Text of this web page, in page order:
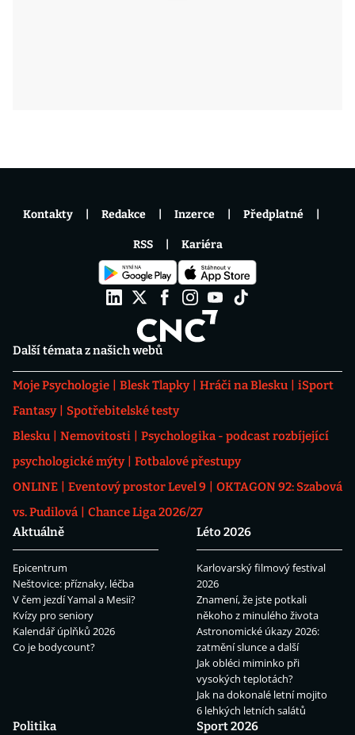
Další témata z našich webů
Moje Psychologie Blesk Tlapky Hráči na Blesku
iSport
Fantasy
Spotřebitelské testy
Blesku
Nemovitosti
Psychologika - podcast rozbíjející
psychologické mýty
Fotbalové přestupy
ONLINE
Eventový prostor Level 9
OKTAGON 92: Szabová
vs. Pudilová
Chance Liga 2026/27
Aktuálně
Epicentrum
Neštovice: příznaky, léčba
V čem jezdí Yamal a Mesii?
Kvízy pro seniory
Kalendář úplňků 2026
Co je bodycount?
Léto 2026
Karlovarský filmový festival
2026
Znamení, že jste potkali
někoho z minulého života
Astronomické úkazy 2026:
zatmění slunce a další
Jak obléci miminko při
vysokých teplotách?
Jak na dokonalé letní mojito
6 lehkých letních salátů
Politika
Sport 2026
Kontakty Redakce Inzerce Předplatné
RSS Kariéra